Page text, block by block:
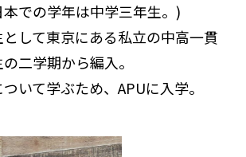
での学年は中学三年生。)
して東京にある私立の中高一貫
二学期から編入。
いて学ぶため、APUに入学。